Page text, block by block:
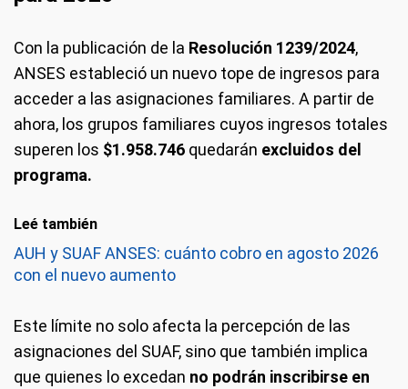
Con la publicación de la Resolución 1239/2024,
ANSES estableció un nuevo tope de ingresos para
acceder a las asignaciones familiares. A partir de
ahora, los grupos familiares cuyos ingresos totales
superen los $1.958.746 quedarán excluidos del
programa.
Leé también
AUH y SUAF ANSES: cuánto cobro en agosto 2026
con el nuevo aumento
Este límite no solo afecta la percepción de las
asignaciones del SUAF, sino que también implica
que quienes lo excedan no podrán inscribirse en